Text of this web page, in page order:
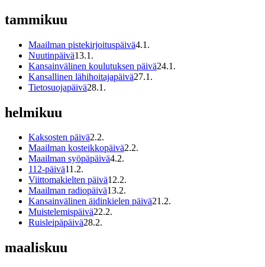
tammikuu
Maailman pistekirjoituspäivä4.1 .
Nuutinpäivä13.1 .
Kansainvälinen koulutuksen päivä24.1 .
Kansallinen lähihoitajapäivä27.1 .
Tietosuojapäivä28.1 .
helmikuu
Kaksosten päivä2.2.
Maailman kosteikkopäivä2.2.
Maailman syöpäpäivä4.2.
112-päivä11.2.
Viittomakielten päivä12.2.
Maailman radiopäivä13.2.
Kansainvälinen äidinkielen päivä21.2.
Muistelemispäivä22.2.
Ruisleipäpäivä28.2.
maaliskuu